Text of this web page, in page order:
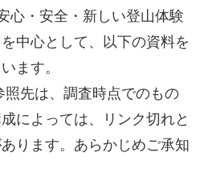
心・安全・新しい登山体験
中心として、以下の資料を
ます。
先は、調査時点でのもの
によっては、リンク切れと
ります。あらかじめご承知